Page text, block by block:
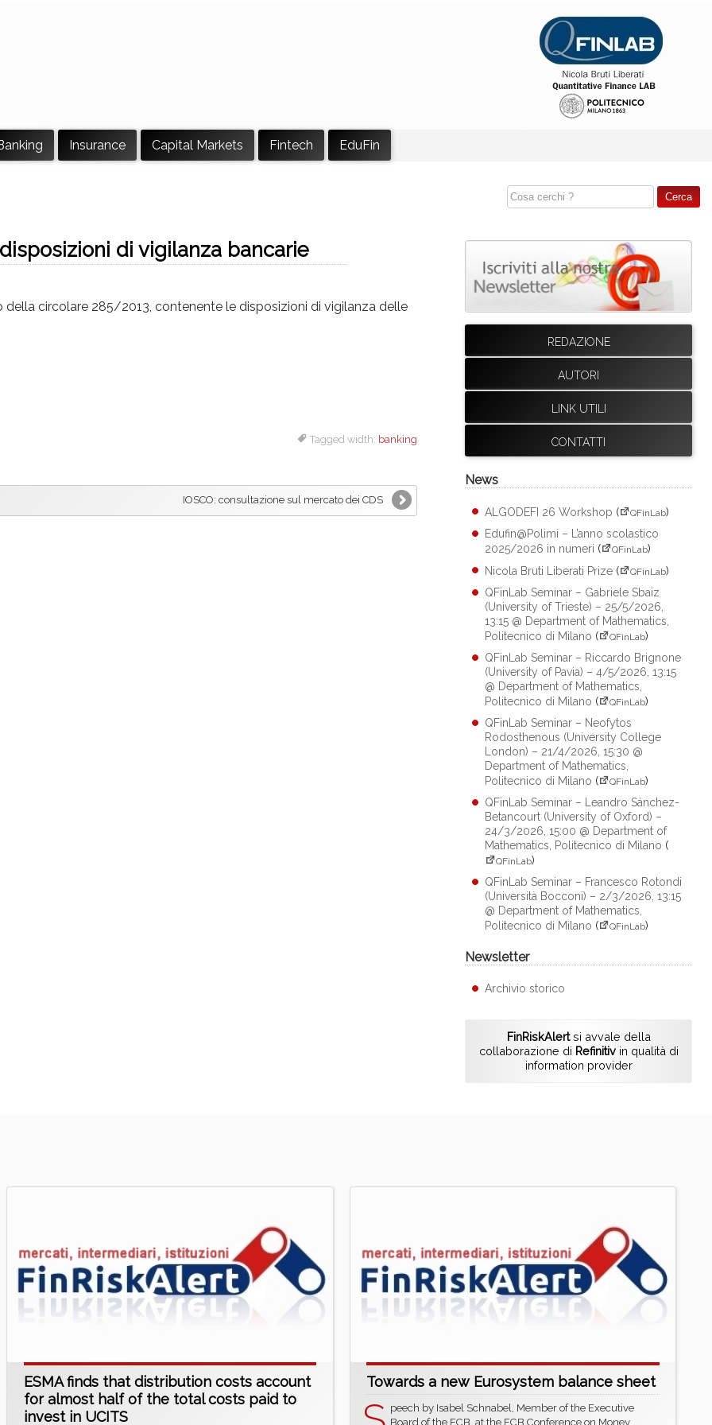
Insurance Capital Markets Fintech EduFin
di vigilanza bancarie
circolare 285/2013, contenente le disposizioni di vigilanza delle
Tagged width: banking
IOSCO: consultazione sul mercato dei CDS
REDAZIONE
AUTORI
LINK UTILI
CONTATTI
News
ALGODEFI 26 Workshop ( QFinLab)
Edufin@Polimi – L’anno scolastico
2025/2026 in numeri ( QFinLab)
Nicola Bruti Liberati Prize ( QFinLab)
QFinLab Seminar – Gabriele Sbaiz
(University of Trieste) – 25/5/2026,
13:15 @ Department of Mathematics,
Politecnico di Milano ( QFinLab)
QFinLab Seminar – Riccardo Brignone
(University of Pavia) – 4/5/2026, 13:15
@ Department of Mathematics,
Politecnico di Milano ( QFinLab)
QFinLab Seminar – Neofytos
Rodosthenous (University College
London) – 21/4/2026, 15:30 @
Department of Mathematics,
Politecnico di Milano ( QFinLab)
QFinLab Seminar – Leandro Sánchez-
Betancourt (University of Oxford) –
24/3/2026, 15:00 @ Department of
Mathematics, Politecnico di Milano (
QFinLab)
QFinLab Seminar – Francesco Rotondi
(Università Bocconi) – 2/3/2026, 13:15
@ Department of Mathematics,
Politecnico di Milano ( QFinLab)
Newsletter
Archivio storico
FinRiskAlertsi avvale della
collaborazione di Refinitivin qualità di
information provider
ESMA finds that distribution costs account
for almost half of the total costs paid to
invest in UCITS
Towards a new Eurosystem balance sheet
peech by Isabel Schnabel, Member of the Executive
Board of the ECB, at the ECB Conference on Money